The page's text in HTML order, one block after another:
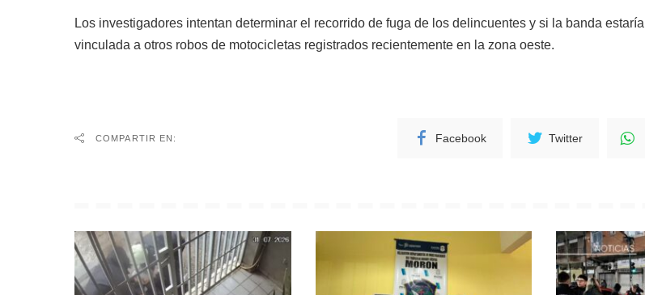
Los investigadores intentan determinar el recorrido de fuga de los delincuentes y si la banda estaría
vinculada a otros robos de motocicletas registrados recientemente en la zona oeste.
COMPARTIR EN: Facebook Twitter